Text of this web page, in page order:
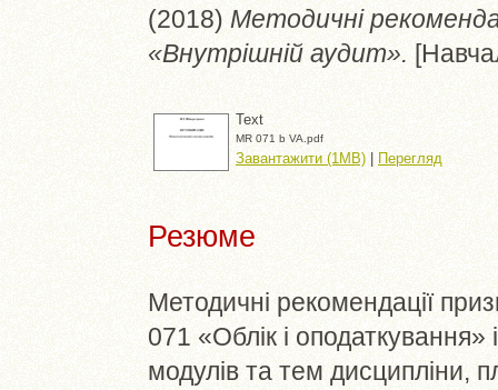
(2018) Методичні
«Внутрішній аудит».
Text
MR 071 b VA.pdf
Завантажити (1MB) | Перегляд
Резюме
Методичні рекомендації
071 «Облік і
модулів та тем дисципліни,